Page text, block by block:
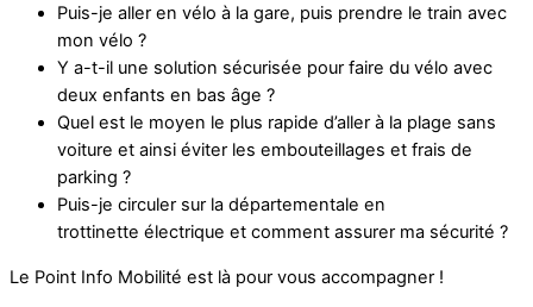
Puis-je aller en vélo à la gare, puis prendre le train avec
mon vélo ?
Y a-t-il une solution sécurisée pour faire du vélo avec
deux enfants en bas âge ?
Quel est le moyen le plus rapide d’aller à la plage sans
voiture et ainsi éviter les embouteillages et frais de
parking ?
Puis-je circuler sur la départementale en
trottinette électrique et comment assurer ma sécurité ?
Le Point Info Mobilité est là pour vous accompagner !